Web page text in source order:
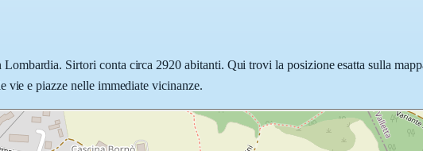
Sirtori conta circa 2920 abitanti. Qui trovi la posizione esatta sulla
e piazze nelle immediate vicinanze.